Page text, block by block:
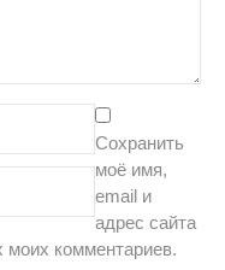
Сохранить
моё имя,
email и
адрес сайта
комментариев.